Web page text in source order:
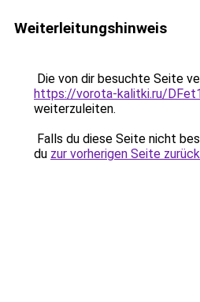
Weiterleitungshinweis
Die von dir besuchte Seite
https://vorota-kalitki.ru/
weiterzuleiten.
Falls du diese Seite nicht
du zur vorherigen Seite